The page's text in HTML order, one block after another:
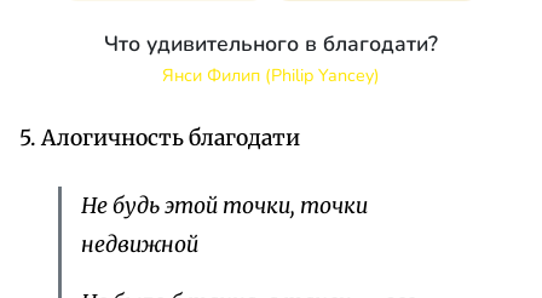
Что удивительного в благодати?
Янси Филип (Philip Yancey)
5. Алогичность благодати
Не будь этой точки, точки
недвижной